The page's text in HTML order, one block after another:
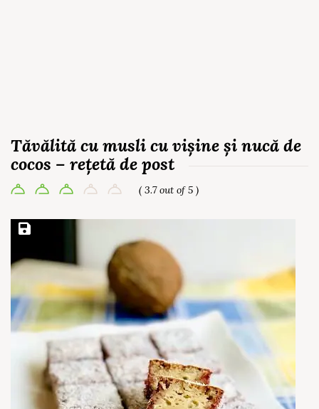
Tăvălită cu musli cu vișine și nucă de
cocos – rețetă de post
( 3.7 out of 5 )
Save Recipe